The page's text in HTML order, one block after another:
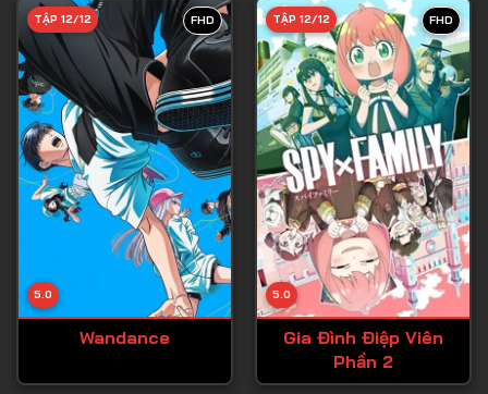
FHD
5.0
TẬP 12/12
Wandance
FHD
5.0
TẬP 12/12
Gia Đình Điệp Viên
Phần 2